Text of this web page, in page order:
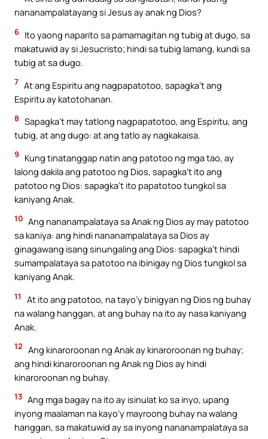
nananampalatayang si Jesus ay anak ng Dios?
6 Ito yaong naparito sa pamamagitan ng tubig at dugo, sa
makatuwid ay si Jesucristo; hindi sa tubig lamang, kundi sa
tubig at sa dugo.
7 At ang Espiritu ang nagpapatotoo, sapagka’t ang
Espiritu ay katotohanan.
8 Sapagka’t may tatlong nagpapatotoo, ang Espiritu, ang
tubig, at ang dugo: at ang tatlo ay nagkakaisa.
9
Kung tinatanggap natin ang patotoo ng mga tao, ay
lalong dakila ang patotoo ng Dios, sapagka’t ito ang
patotoo ng Dios: sapagka’t ito papatotoo tungkol sa
kaniyang Anak.
10 Ang nananampalataya sa Anak ng Dios ay may patotoo
sa kaniya: ang hindi nananampalataya sa Dios ay
ginagawang isang sinungaling ang Dios: sapagka’t hindi
sumampalataya sa patotoo na ibinigay ng Dios tungkol sa
kaniyang Anak.
11
At ito ang patotoo, na tayo’y binigyan ng Dios ng buhay
na walang hanggan, at ang buhay na ito ay nasa kaniyang
Anak.
12 Ang kinaroroonan ng Anak ay kinaroroonan ng buhay;
ang hindi kinaroroonan ng Anak ng Dios ay hindi
kinaroroonan ng buhay.
13 Ang mga bagay na ito ay isinulat ko sa inyo, upang
inyong maalaman na kayo’y mayroong buhay na walang
hanggan, sa makatuwid ay sa inyong nananampalataya sa